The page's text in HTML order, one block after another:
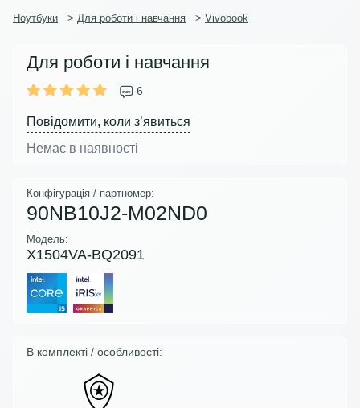
Ноутбуки > Для роботи і навчання > Vivobook
Для роботи і навчання
6
Повідомити, коли з’явиться
Немає в наявності
Конфігурація / партномер:
90NB10J2-M02ND0
Модель:
X1504VA-BQ2091
В комплекті / особливості: